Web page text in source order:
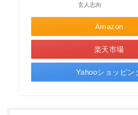
玄人志向
Amazon
楽天市場
Yahooショッピン